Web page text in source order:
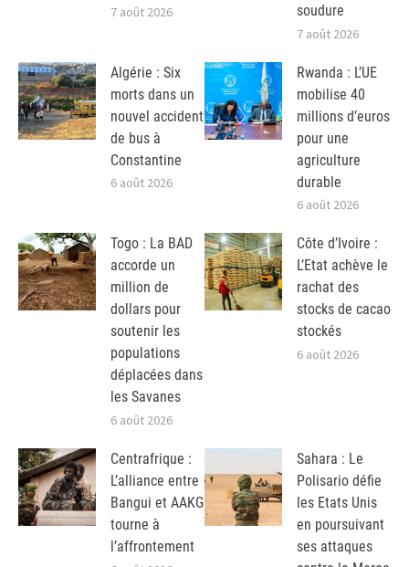
7 août 2026
soudure
7 août 2026
Algérie : Six
morts dans un
nouvel accident
de bus à
Constantine
6 août 2026
Rwanda : L’UE
mobilise 40
millions d’euros
pour une
agriculture
durable
6 août 2026
Togo : La BAD
accorde un
million de
dollars pour
soutenir les
populations
déplacées dans
les Savanes
6 août 2026
Côte d’Ivoire :
L’Etat achève le
rachat des
stocks de cacao
stockés
6 août 2026
Centrafrique :
L’alliance entre
Bangui et AAKG
tourne à
l’affrontement
Sahara : Le
Polisario défie
les Etats Unis
en poursuivant
ses attaques